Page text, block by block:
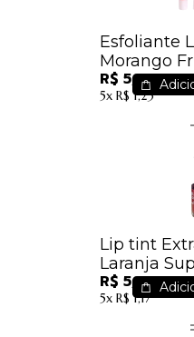
Esfoliante
Morango
Vivai -
R$ 5,31
5x R$ 1,23
Lip tint Extrato de
Laranja Super Poderes -
LTSPEL01 /
R$ 5,05
5x R$ 1,17